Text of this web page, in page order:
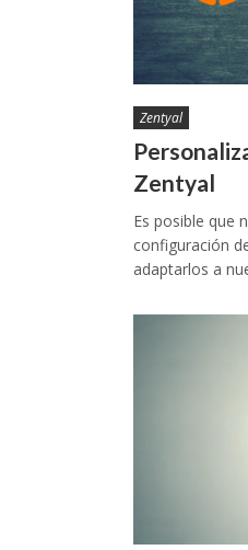
Zentyal
Zentyal
Es posible que
configuración
adaptarlos a